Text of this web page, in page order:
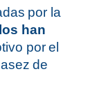
por la
los han
por el
de